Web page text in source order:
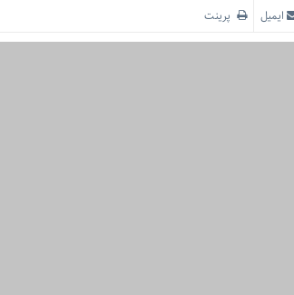
ایمیل پرینت